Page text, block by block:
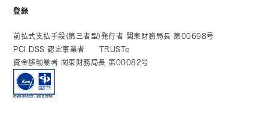
登録
前払式支払手段(第三者型)発行者 関東財務局長 第00698号
PCI DSS 認定事業者
TRUSTe
資金移動業者 関東財務局長 第00082号